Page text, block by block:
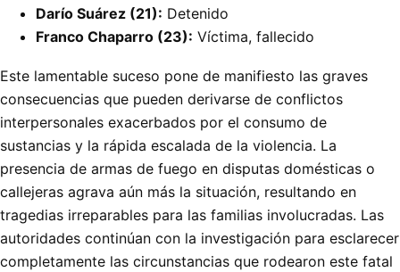
Darío Suárez (21): Detenido
Franco Chaparro (23): Víctima, fallecido
Este lamentable suceso pone de manifiesto las graves
consecuencias que pueden derivarse de conflictos
interpersonales exacerbados por el consumo de
sustancias y la rápida escalada de la violencia. La
presencia de armas de fuego en disputas domésticas o
callejeras agrava aún más la situación, resultando en
tragedias irreparables para las familias involucradas. Las
autoridades continúan con la investigación para esclarecer
completamente las circunstancias que rodearon este fatal